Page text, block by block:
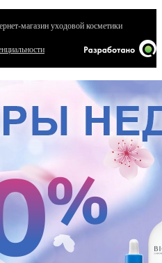
магазин уходовой косметики